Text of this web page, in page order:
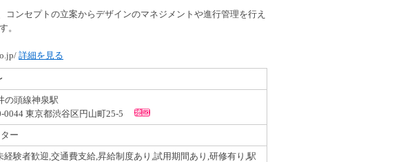
コンセプトの立案からデザインのマネジメントや進行管理を行え
。
詳細を見る
の頭線神泉駅
0044 東京都渋谷区円山町25-5
ー
経験者歓迎,交通費支給,昇給制度あり,試用期間あり,研修有り,駅